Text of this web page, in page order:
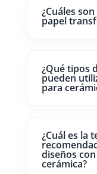
¿Cuáles
papel
¿Qué tipos
pueden
para
¿Cuál es la
diseños
cerámica?